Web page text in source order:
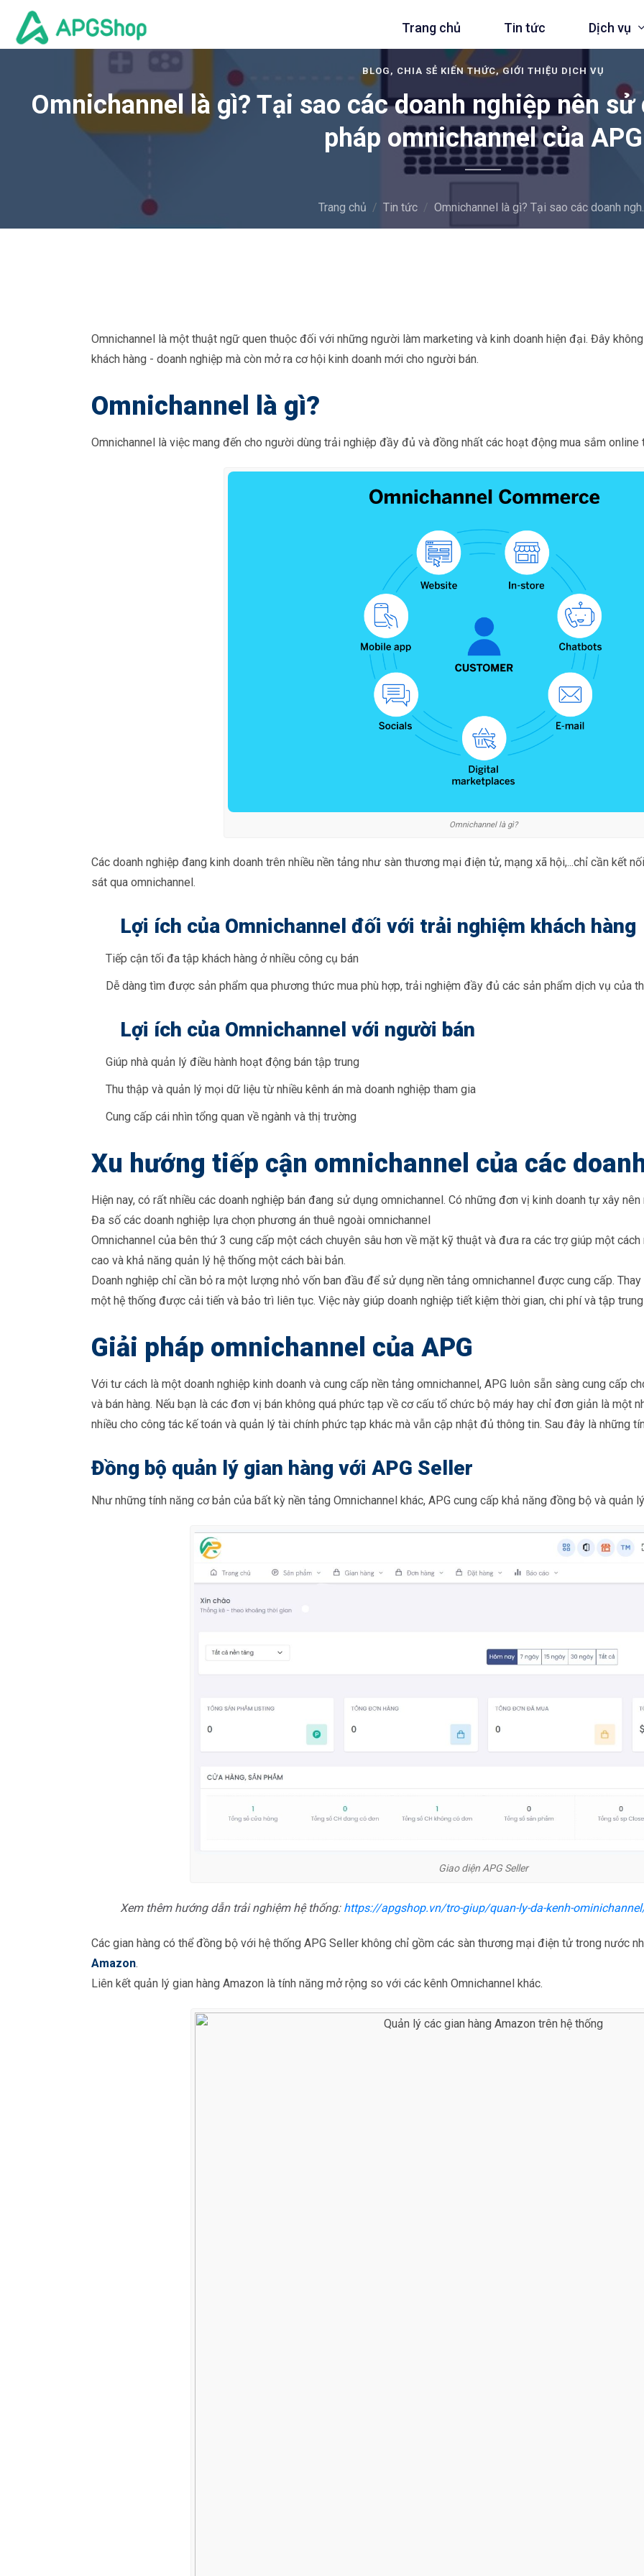
Trang chủ Tin tức Dịch vụ
Bán hàng trên Amazon
Bán hàng trên Lazada
Quản lý bán
Thiết kế
BLOG, CHIA SẺ KIẾN THỨC, GIỚI THIỆU DỊCH VỤ
Omnichannel là gì? Tại sao các doanh nghiệp nên
pháp omnichannel của APG
Trang chủ Tin tức Omnichannel là gì? Tại sao các doanh
Omnichannel là một thuật ngữ quen thuộc đối với những người làm marketing và kinh doanh hiện đại. Đây
khách hàng - doanh nghiệp mà còn mở ra cơ hội kinh doanh mới cho người bán.
Omnichannel là gì?
Omnichannel là việc mang đến cho người dùng trải nghiệp đầy đủ và đồng nhất các hoạt động mua sắm online
Omnichannel là gì?
Các doanh nghiệp đang kinh doanh trên nhiều nền tảng như sàn thương mại điện tử, mạng xã hội,...chỉ cần kết
sát qua omnichannel.
Lợi ích của Omnichannel đối với trải nghiệm khách hàng
Tiếp cận tối đa tập khách hàng ở nhiều công cụ bán
Dễ dàng tìm được sản phẩm qua phương thức mua phù hợp, trải nghiệm đầy đủ các sản phẩm dịch vụ của
Lợi ích của Omnichannel với người bán
Giúp nhà quản lý điều hành hoạt động bán tập trung
Thu thập và quản lý mọi dữ liệu từ nhiều kênh án mà doanh nghiệp tham gia
Cung cấp cái nhìn tổng quan về ngành và thị trường
Xu hướng tiếp cận omnichannel của các
Hiện nay, có rất nhiều các doanh nghiệp bán đang sử dụng omnichannel. Có những đơn vị kinh doanh tự xây
Đa số các doanh nghiệp lựa chọn phương án thuê ngoài omnichannel
Omnichannel của bên thứ 3 cung cấp một cách chuyên sâu hơn về mặt kỹ thuật và đưa ra các trợ giúp một
cao và khả năng quản lý hệ thống một cách bài bản.
Doanh nghiệp chỉ cần bỏ ra một lượng nhỏ vốn ban đầu để sử dụng nền tảng omnichannel được cung cấp.
một hệ thống được cải tiến và bảo trì liên tục. Việc này giúp doanh nghiệp tiết kiệm thời gian, chi phí và tập
Giải pháp omnichannel của APG
Với tư cách là một doanh nghiệp kinh doanh và cung cấp nền tảng omnichannel, APG luôn sẵn sàng cung cấp
và bán hàng. Nếu bạn là các đơn vị bán không quá phức tạp về cơ cấu tổ chức bộ máy hay chỉ đơn giản là một
nhiều cho công tác kế toán và quản lý tài chính phức tạp khác mà vẫn cập nhật đủ thông tin. Sau đây là những
Đồng bộ quản lý gian hàng với APG Seller
Như những tính năng cơ bản của bất kỳ nền tảng Omnichannel khác, APG cung cấp khả năng đồng bộ và quản
Giao diện APG Seller
Xem thêm hướng dẫn trải nghiệm hệ thống: https://apgshop.vn/tro-giup/quan-ly-da-kenh-
Các gian hàng có thể đồng bộ với hệ thống APG Seller không chỉ gồm các sàn thương mại điện tử trong nước
Amazon.
Liên kết quản lý gian hàng Amazon là tính năng mở rộng so với các kênh Omnichannel khác.